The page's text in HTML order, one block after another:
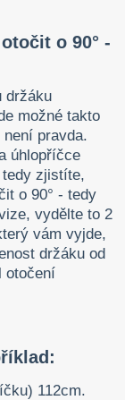
o 90° -
držáku
možné takto
pravda.
úhlopříčce
tedy zjistíte,
o 90° - tedy
vydělte to 2
vám vyjde,
držáku od
otočení
112cm.